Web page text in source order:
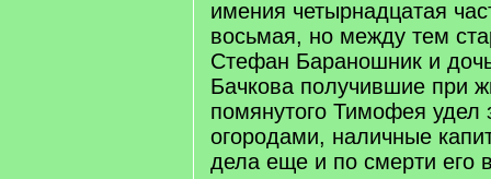
имения четырнадцатая
восьмая, но между тем
Стефан Бараношник и
Бачкова получившие при
помянутого Тимофея удел
огородами, наличные
дела еще и по смерти его